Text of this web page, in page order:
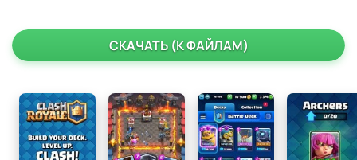
СКАЧАТЬ (К ФАЙЛАМ)